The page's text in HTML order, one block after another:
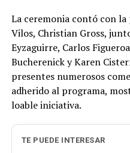
La ceremonia contó con la
Vilos, Christian Gross,
Eyzaguirre, Carlos
Bucherenick y Karen
presentes numerosos
adherido al programa,
loable iniciativa.
TE PUEDE INTERESAR